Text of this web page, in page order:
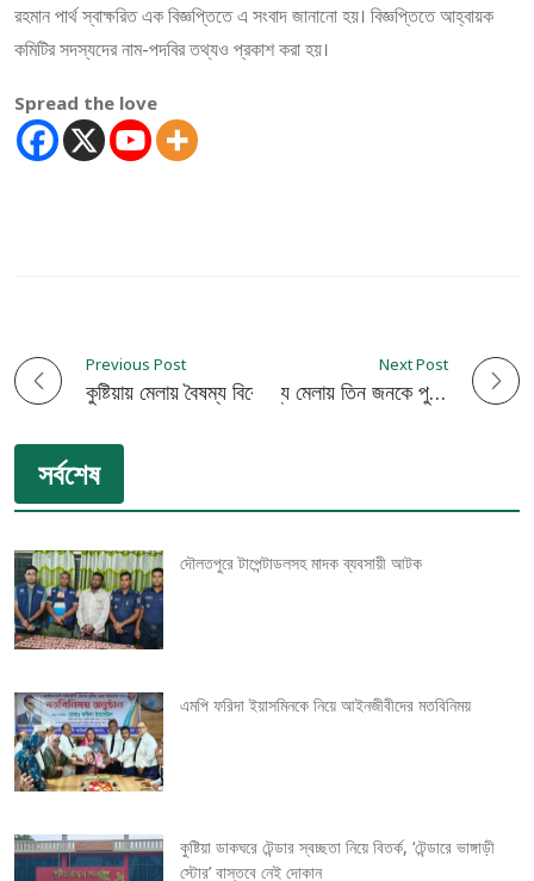
রহমান পার্থ স্বাক্ষরিত এক বিজ্ঞপ্তিতে এ সংবাদ জানানো হয়। বিজ্ঞপ্তিতে আহ্বায়ক
কমিটির সদস্যদের নাম-পদবির তথ্যও প্রকাশ করা হয়।
Spread the love
P
o
t
n
a
v
i
g
a
Previous Post
কুষ্টিয়ায় মেলায় বৈষম্য বিরোধী ছাত্র আন্দোলনের নেতাদের মারধর
Next Post
নাউই’র উদ্যোক্তা ও পণ্য মেলায় তিন জনকে পুরস্কার প্রদান
সর্বশেষ
দৌলতপুরে টাপেন্টাডলসহ মাদক ব্যবসায়ী আটক
এমপি ফরিদা ইয়াসমিনকে নিয়ে আইনজীবীদের মতবিনিময়
কুষ্টিয়া ডাকঘরে টেন্ডার স্বচ্ছতা নিয়ে বিতর্ক, ‘টেন্ডারে ভাঙ্গাড়ী
স্টোর’ বাস্তবে নেই দোকান